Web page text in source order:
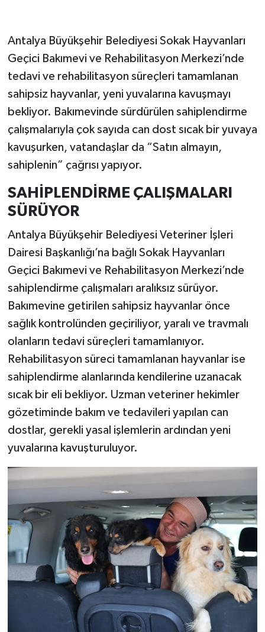
Antalya Büyükşehir Belediyesi Sokak Hayvanları
Geçici Bakımevi ve Rehabilitasyon Merkezi’nde
tedavi ve rehabilitasyon süreçleri tamamlanan
sahipsiz hayvanlar, yeni yuvalarına kavuşmayı
bekliyor. Bakımevinde sürdürülen sahiplendirme
çalışmalarıyla çok sayıda can dost sıcak bir yuvaya
kavuşurken, vatandaşlar da “Satın almayın,
sahiplenin” çağrısı yapıyor.
SAHİPLENDİRME ÇALIŞMALARI
SÜRÜYOR
Antalya Büyükşehir Belediyesi Veteriner İşleri
Dairesi Başkanlığı’na bağlı Sokak Hayvanları
Geçici Bakımevi ve Rehabilitasyon Merkezi’nde
sahiplendirme çalışmaları aralıksız sürüyor.
Bakımevine getirilen sahipsiz hayvanlar önce
sağlık kontrolünden geçiriliyor, yaralı ve travmalı
olanların tedavi süreçleri tamamlanıyor.
Rehabilitasyon süreci tamamlanan hayvanlar ise
sahiplendirme alanlarında kendilerine uzanacak
sıcak bir eli bekliyor. Uzman veteriner hekimler
gözetiminde bakım ve tedavileri yapılan can
dostlar, gerekli yasal işlemlerin ardından yeni
yuvalarına kavuşturuluyor.